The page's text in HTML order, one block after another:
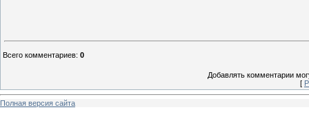
Всего комментариев: 0
Добавлять комментарии
[
Полная версия сайта